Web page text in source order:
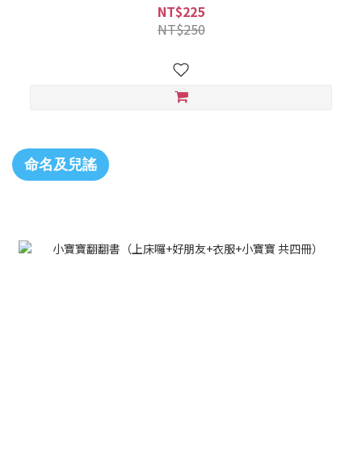
NT$225
NT$250
命名及兒謠